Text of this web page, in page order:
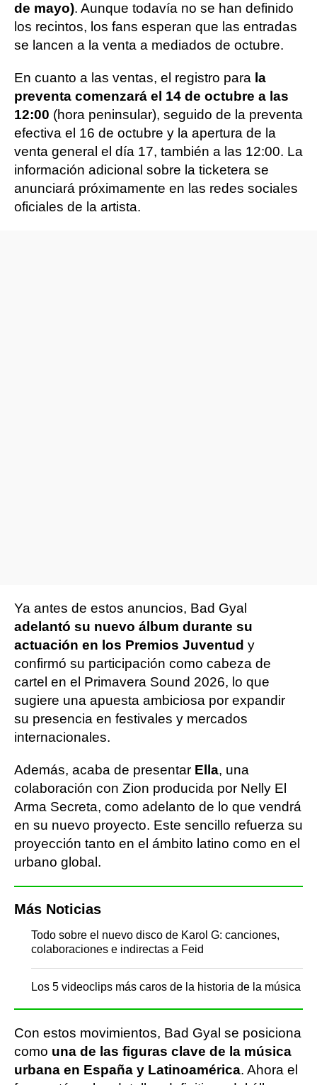
de mayo). Aunque todavía no se han definido
los recintos, los fans esperan que las entradas
se lancen a la venta a mediados de octubre.
En cuanto a las ventas, el registro para la
preventa comenzará el 14 de octubre a las
12:00 (hora peninsular), seguido de la preventa
efectiva el 16 de octubre y la apertura de la
venta general el día 17, también a las 12:00. La
información adicional sobre la ticketera se
anunciará próximamente en las redes sociales
oficiales de la artista.
Ya antes de estos anuncios, Bad Gyal
adelantó su nuevo álbum durante su
actuación en los Premios Juventud y
confirmó su participación como cabeza de
cartel en el Primavera Sound 2026, lo que
sugiere una apuesta ambiciosa por expandir
su presencia en festivales y mercados
internacionales.
Además, acaba de presentar Ella, una
colaboración con Zion producida por Nelly El
Arma Secreta, como adelanto de lo que vendrá
en su nuevo proyecto. Este sencillo refuerza su
proyección tanto en el ámbito latino como en el
urbano global.
Más Noticias
Todo sobre el nuevo disco de Karol G: canciones,
colaboraciones e indirectas a Feid
Los 5 videoclips más caros de la historia de la música
Con estos movimientos, Bad Gyal se posiciona
como una de las figuras clave de la música
urbana en España y Latinoamérica. Ahora el